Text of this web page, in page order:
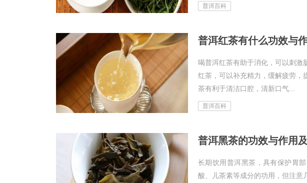
普洱百科
普洱红茶有什么功效与
喝普洱红茶有助于消化，可以刺激
红茶，可以补充精力，缓解疲劳，
茶有利于清洁口腔，清新口气...
普洱百科
普洱黑茶的功效与作用
长期饮用普洱黑茶，具有保护胃
酸、儿茶素等成分的功用，但注意